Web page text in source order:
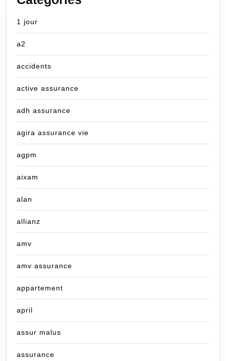
1 jour
a2
accidents
active assurance
adh assurance
agira assurance vie
agpm
aixam
alan
allianz
amv
amv assurance
appartement
april
assur malus
assurance